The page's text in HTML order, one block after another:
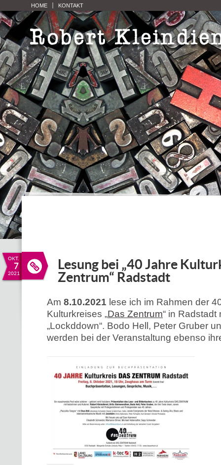
HOME KONTAKT
OKT.
7
2021
Lesung bei „40 Jahre
Zentrum“ Radstadt
Am 8.10.2021 lese ich im Rahmen der
Kulturkreises „Das Zentrum“ in Radstadt
„Lockddown“. Bodo Hell, Peter Gruber
werden bei der Veranstaltung ebenso